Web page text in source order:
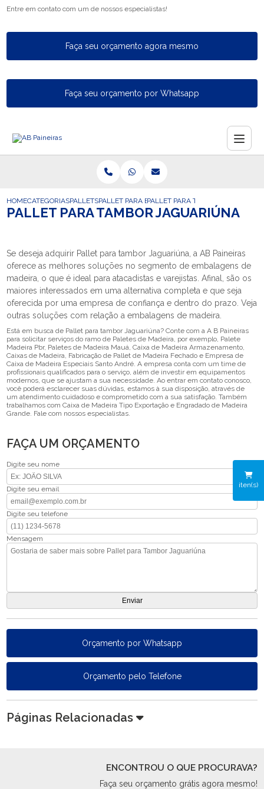
Entre em contato com um de nossos especialistas!
Faça seu orçamento agora mesmo
Faça seu orçamento por Whatsapp
iten(s)
HOMECATEGORIASPALLETSPALLET PARA EXPORTACAO
PALLET PARA TAMBOR
PALLET PARA TAMBOR JAGUARIÚNA
Se deseja adquirir Pallet para tambor Jaguariúna, a AB Paineiras
oferece as melhores soluções no segmento de embalagens de
madeira, o que é ideal para atacadistas e varejistas. Afinal, são os
maiores interessados em uma alternativa completa e que seja
oferecida por uma empresa de confiança e dentro do prazo. Veja
outras soluções com relação a embalagens de madeira.
Está em busca de Pallet para tambor Jaguariúna? Conte com a A B Paineiras
para solicitar serviços do ramo de Paletes de Madeira, por exemplo, Palete
Madeira Pbr, Paletes de Madeira Mauá, Caixa de Madeira Armazenamento,
Caixas de Madeira, Fabricação de Pallet de Madeira Fechado e Empresa de
Caixa de Madeira Especiais Santo André. A empresa conta com um time de
profissionais qualificados para o serviço, além de investir em equipamentos
modernos, que se ajustam a sua necessidade. Ao entrar em contato conosco,
você poderá esclarecer suas dúvidas, estamos à sua disposição, através de
um atendimento cuidadoso e comprometido com a sua satisfação. Também
trabalhamos com Caixa de Madeira Tipo Exportação e Engradado de Madeira
Grande. Fale com nossos especialistas.
FAÇA UM ORÇAMENTO
Digite seu nome
Digite seu email
Digite seu telefone
Mensagem
Orçamento por Whatsapp
Orçamento pelo Telefone
Páginas Relacionadas
ENCONTROU O QUE PROCURAVA?
Faça seu orçamento grátis agora mesmo!